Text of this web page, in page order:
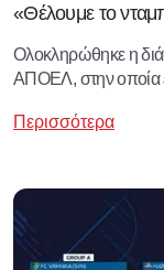
«Θέλουμε το
Ολοκληρώθηκε η
ΑΠΟΕΛ, στην οποία
Περισσότερα